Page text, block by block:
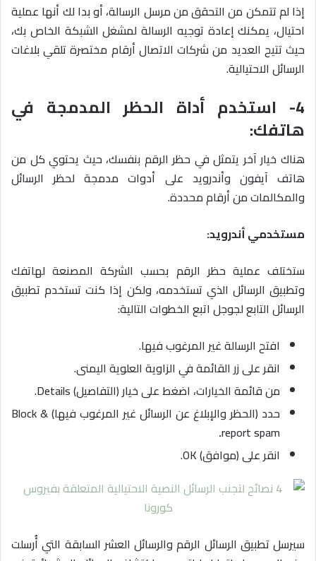
إذا لم تتمكن من التحقق من مرسل الرسالة، أو بدا لك أنها عملية
احتيال، يمكنك إعادة توجيه الرسالة لمشغل الشبكة الخاص بك،
حيث تتيح العديد من شركات الاتصال أرقام مختصرة تلقي بلاغات
الرسائل الاحتيالية.
4- استخدم أداة الحظر المدمجة في
هاتفك:
هناك خيار آخر يتمثل في حظر الرقم بنفسك، حيث يحتوي كل من
هاتف آيفون وأندرويد على أدوات مدمجة لحظر الرسائل
والمكالمات من أرقام محددة.
مستخدمي أندرويد:
ستختلف عملية حظر الرقم بحسب الشركة المصنعة لهاتفك
وتطبيق الرسائل الذي تستخدمه، ولكن إذا كنت تستخدم تطبيق
الرسائل التابع لجوجل اتبع الخطوات التالية:
افتح الرسالة غير المرغوب فيها.
انقر على زر القائمة في الزاوية العلوية اليمنى.
من قائمة الخيارات، اضغط على خيار (التفاصيل) Details.
حدد (الحظر والإبلاغ عن الرسائل غير المرغوب فيها) Block &
report spam
.
انقر على (موافق) OK.
سيرسل تطبيق الرسائل الرقم والرسائل العشر السابقة التي أُرسلت